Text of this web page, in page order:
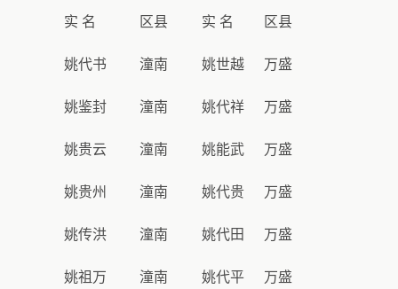
实 名 区县 实 名 区县
姚代书 潼南 姚世越 万盛
姚鉴封 潼南 姚代祥 万盛
姚贵云 潼南 姚能武 万盛
姚贵州 潼南 姚代贵 万盛
姚传洪 潼南 姚代田 万盛
姚祖万 潼南 姚代平 万盛